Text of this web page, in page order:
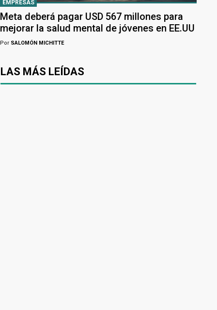
EMPRESAS
Meta deberá pagar USD 567 millones para
mejorar la salud mental de jóvenes en EE.UU
Por SALOMÓN MICHITTE
LAS MÁS LEÍDAS